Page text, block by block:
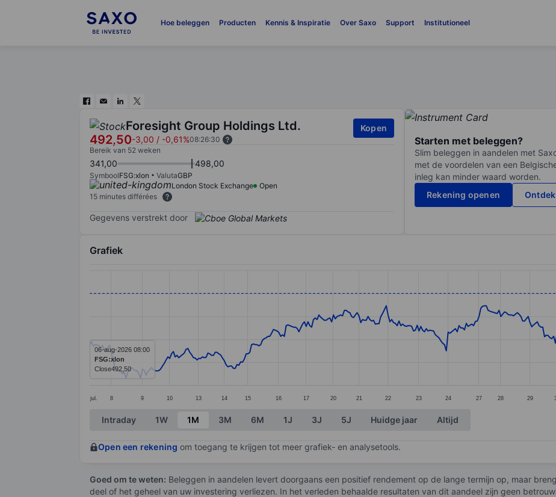
Hoe beleggen Producten Kennis & Inspiratie Over Saxo Support Institutioneel
Foresight Group Holdings Ltd.
492,50-3,00 / -0,61%08:26:30
Kopen
Bereik van 52 weken
341,00 498,00
SymboolFSG:xlon ValutaGBP
London Stock Exchange
Open
15 minutes différées
Gegevens verstrekt door
Starten met beleggen?
Slim beleggen in aandelen met
met de voordelen van een
inleg kan minder waard worden.
Rekening openen
Grafiek
The chart has 1 Y axis displaying values. Data ranges from 439.5 to 497.5.
jul. 8 9 10 13 14 15 16 17 20 21 22 23 24 27 28 29
06-aug-2026 08:00
FSG:xlon
Close492,50
End of interactive chart.
Intraday 1W 1M 3M 6M 1J 3J 5J Huidge jaar Altijd
Open een rekening om toegang te krijgen tot meer grafiek- en analysetools.
Goed om te weten: Beleggen in aandelen levert doorgaans een positief rendement op de lange termijn op, maar
deel of het geheel van uw investering verliezen. In het verleden behaalde resultaten van dit aandeel zijn geen